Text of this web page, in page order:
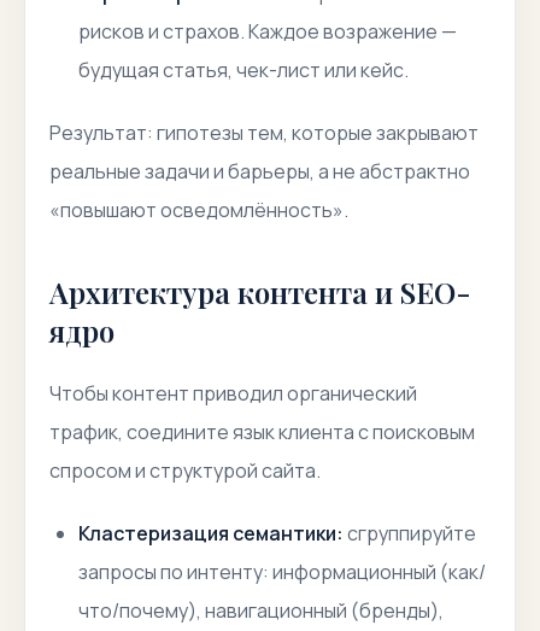
рисков и страхов. Каждое возражение —
будущая статья, чек-лист или кейс.
Результат: гипотезы тем, которые закрывают
реальные задачи и барьеры, а не абстрактно
«повышают осведомлённость».
Архитектура контента и SEO-
ядро
Чтобы контент приводил органический
трафик, соедините язык клиента с поисковым
спросом и структурой сайта.
Кластеризация семантики: сгруппируйте
запросы по интенту: информационный (как/
что/почему), навигационный (бренды),